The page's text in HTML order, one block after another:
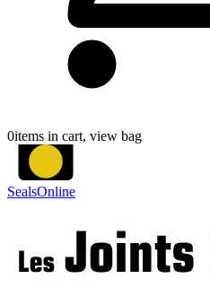
0items in cart, view bag
SealsOnline